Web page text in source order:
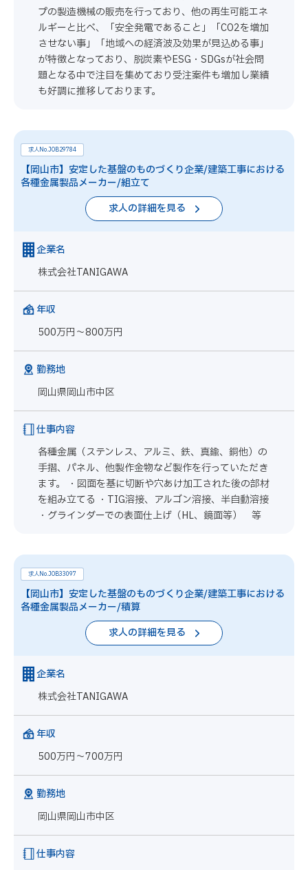
プの製造機械の販売を行っており、他の再生可能エネ
ルギーと比べ、「安全発電であること」「CO2を増加
させない事」「地域への経済波及効果が見込める事」
が特徴となっており、脱炭素やESG・SDGsが社会問
題となる中で注目を集めており受注案件も増加し業績
も好調に推移しております。
求人No.JOB29784
【岡山市】安定した基盤のものづくり企業/建築工事における
各種金属製品メーカー/組立て
求人の詳細を見る
企業名
株式会社TANIGAWA
年収
500万円～800万円
勤務地
岡山県岡山市中区
仕事内容
各種金属（ステンレス、アルミ、鉄、真鍮、銅他）の
手摺、パネル、他製作金物など製作を行っていただき
ます。 ・図面を基に切断や穴あけ加工された後の部材
を組み立てる ・TIG溶接、アルゴン溶接、半自動溶接
・グラインダーでの表面仕上げ（HL、鏡面等） 等
求人No.JOB33097
【岡山市】安定した基盤のものづくり企業/建築工事における
各種金属製品メーカー/積算
求人の詳細を見る
企業名
株式会社TANIGAWA
年収
500万円～700万円
勤務地
岡山県岡山市中区
仕事内容